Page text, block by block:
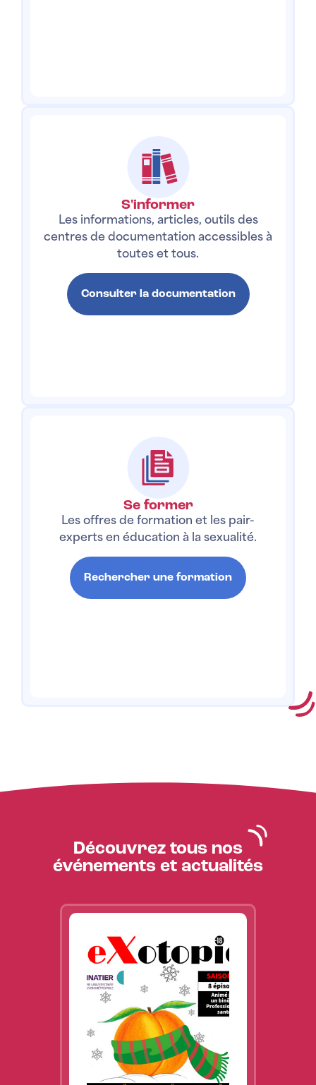
S'informer
Les informations, articles, outils des
centres de documentation accessibles à
toutes et tous.
Consulter la documentation
Se former
Les offres de formation et les pair-
experts en éducation à la sexualité.
Rechercher une formation
Découvrez tous nos
événements et actualités